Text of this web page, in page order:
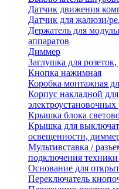
Датчик движения
Датчик для жалюзи/
Держатель для
аппаратов
Диммер
Заглушка для
Кнопка нажимная
Коробка монтажная
Корпус накладной
электроустановочных
Крышка блока
Крышка для
освещенности,
Мультивставка /
подключения техники
Основание для
Переключатель